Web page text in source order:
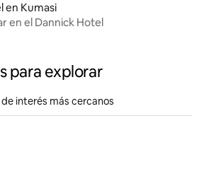
en Kumasi
en el Dannick Hotel
para explorar
interés más cercanos